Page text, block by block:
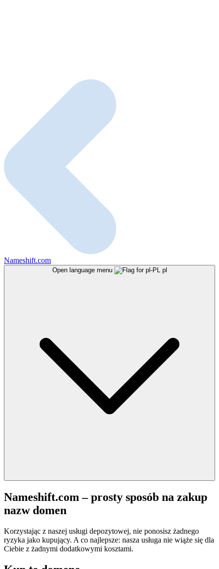
Nameshift.com
Open language menu pl
Nameshift.com – prosty sposób na zakup
nazw domen
Korzystając z naszej usługi depozytowej, nie ponosisz żadnego
ryzyka jako kupujący. A co najlepsze: nasza usługa nie wiąże się dla
Ciebie z żadnymi dodatkowymi kosztami.